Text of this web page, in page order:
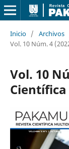
Inicio / Archivos
Vol. 10 Núm. 4
Vol. 10